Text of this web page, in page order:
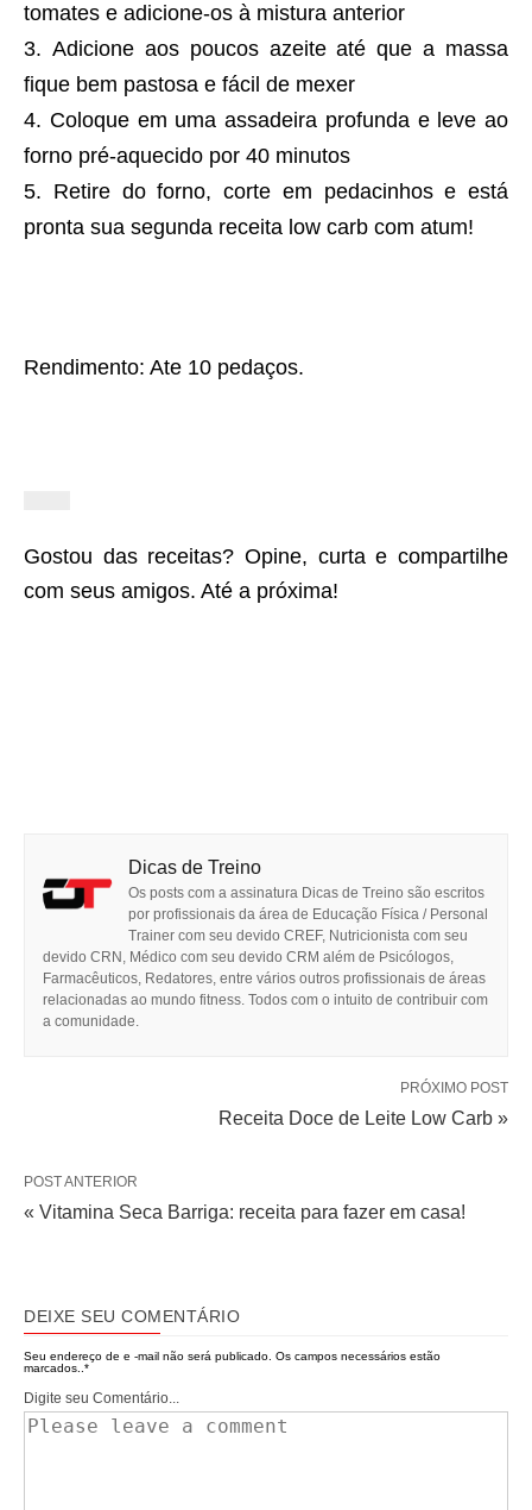
tomates e adicione-os à mistura anterior
Adicione aos poucos azeite até que a massa
fique bem pastosa e fácil de mexer
Coloque em uma assadeira profunda e leve ao
forno pré-aquecido por 40 minutos
Retire do forno, corte em pedacinhos e está
pronta sua segunda receita low carb com atum!
Rendimento: Ate 10 pedaços.
Gostou das receitas? Opine, curta e compartilhe
com seus amigos. Até a próxima!
Dicas de Treino
Os posts com a assinatura Dicas de Treino são escritos
por profissionais da área de Educação Física / Personal
Trainer com seu devido CREF, Nutricionista com seu
devido CRN, Médico com seu devido CRM além de Psicólogos,
Farmacêuticos, Redatores, entre vários outros profissionais de áreas
relacionadas ao mundo fitness. Todos com o intuito de contribuir com
a comunidade.
PRÓXIMO POST
Receita Doce de Leite Low Carb »
POST ANTERIOR
« Vitamina Seca Barriga: receita para fazer em casa!
DEIXE SEU COMENTÁRIO
Seu endereço de e -mail não será publicado. Os campos necessários estão
marcados.. *
Digite seu Comentário...